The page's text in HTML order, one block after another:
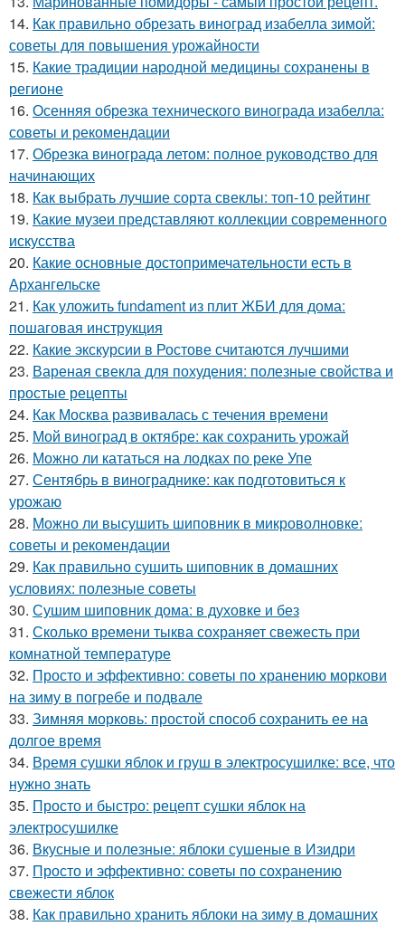
14. Как правильно обрезать виноград изабелла зимой:
советы для повышения урожайности
15. Какие традиции народной медицины сохранены в
регионе
16. Осенняя обрезка технического винограда изабелла:
советы и рекомендации
17. Обрезка винограда летом: полное руководство для
начинающих
18. Как выбрать лучшие сорта свеклы: топ-10 рейтинг
19. Какие музеи представляют коллекции современного
искусства
20. Какие основные достопримечательности есть в
Архангельске
21. Как уложить fundament из плит ЖБИ для дома:
пошаговая инструкция
22. Какие экскурсии в Ростове считаются лучшими
23. Вареная свекла для похудения: полезные свойства и
простые рецепты
24. Как Москва развивалась с течения времени
25. Мой виноград в октябре: как сохранить урожай
26. Можно ли кататься на лодках по реке Упе
27. Сентябрь в винограднике: как подготовиться к
урожаю
28. Можно ли высушить шиповник в микроволновке:
советы и рекомендации
29. Как правильно сушить шиповник в домашних
условиях: полезные советы
30. Сушим шиповник дома: в духовке и без
31. Сколько времени тыква сохраняет свежесть при
комнатной температуре
32. Просто и эффективно: советы по хранению моркови
на зиму в погребе и подвале
33. Зимняя морковь: простой способ сохранить ее на
долгое время
34. Время сушки яблок и груш в электросушилке: все, что
нужно знать
35. Просто и быстро: рецепт сушки яблок на
электросушилке
36. Вкусные и полезные: яблоки сушеные в Изидри
37. Просто и эффективно: советы по сохранению
свежести яблок
38. Как правильно хранить яблоки на зиму в домашних